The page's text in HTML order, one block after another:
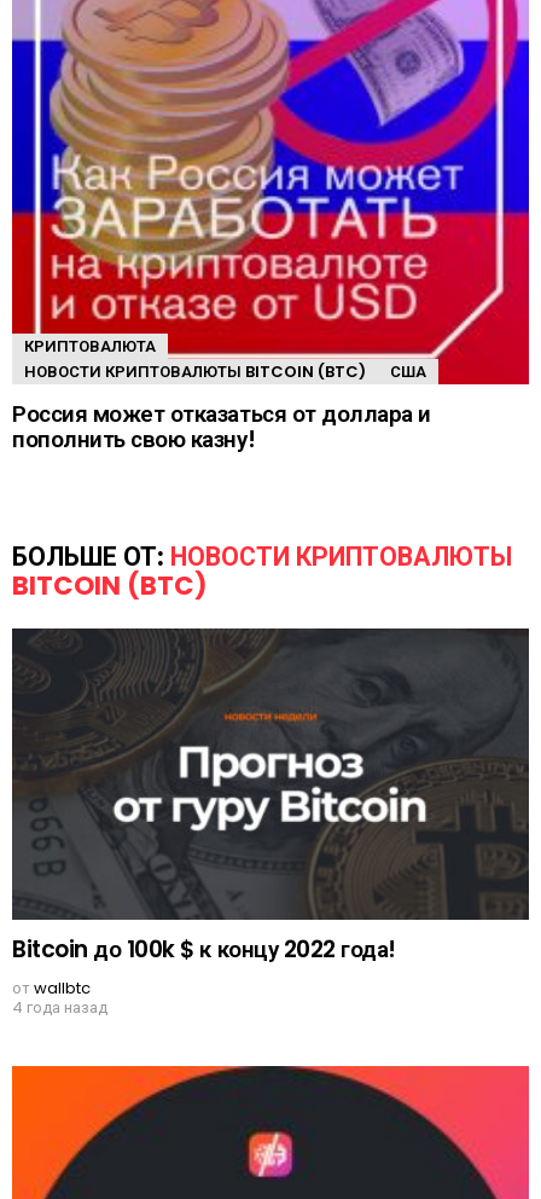
КРИПТОВАЛЮТА
НОВОСТИ КРИПТОВАЛЮТЫ BITCOIN (BTC)
США
Россия может отказаться от доллара и
пополнить свою казну!
БОЛЬШЕ ОТ: НОВОСТИ КРИПТОВАЛЮТЫ
BITCOIN (BTC)
Bitcoin до 100k $ к концу 2022 года!
отwallbtc
4 года назад